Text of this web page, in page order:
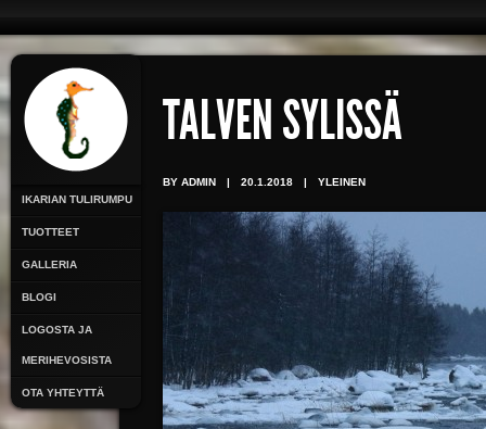
IKARIAN TULIRUMPU
TUOTTEET
GALLERIA
BLOGI
LOGOSTA JA
MERIHEVOSISTA
OTA YHTEYTTÄ
TALVEN SYLISSÄ
BY ADMIN | 20.1.2018 | YLEINEN